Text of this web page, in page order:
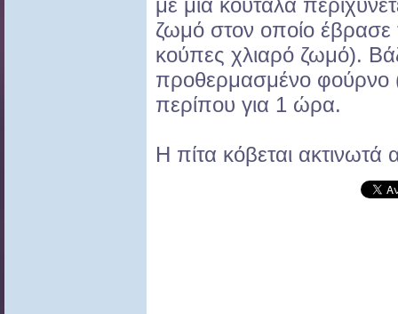
με μια κουτάλα
ζωμό στον οποίο
κούπες χλιαρό ζωμό).
προθερμασμένο φούρνο
περίπου για 1 ώρα.
Η πίτα κόβεται ακτινωτά